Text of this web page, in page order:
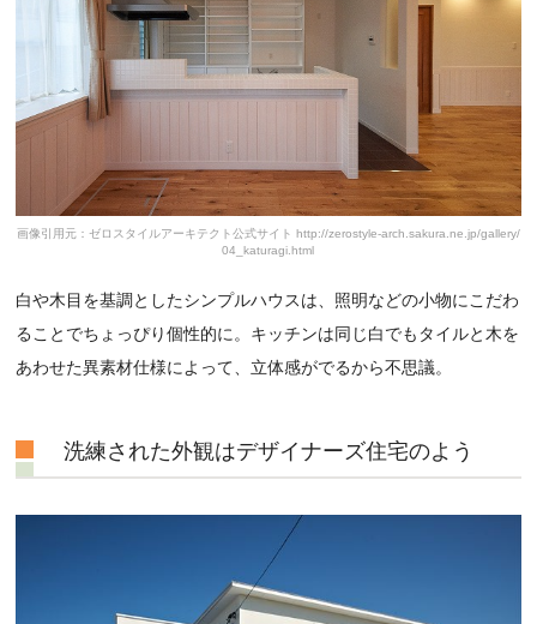
画像引用元：ゼロスタイルアーキテクト公式サイト http://zerostyle-arch.sakura.ne.jp/gallery/
04_katuragi.html
白や木目を基調としたシンプルハウスは、照明などの小物にこだわ
ることでちょっぴり個性的に。キッチンは同じ白でもタイルと木を
あわせた異素材仕様によって、立体感がでるから不思議。
洗練された外観はデザイナーズ住宅のよう